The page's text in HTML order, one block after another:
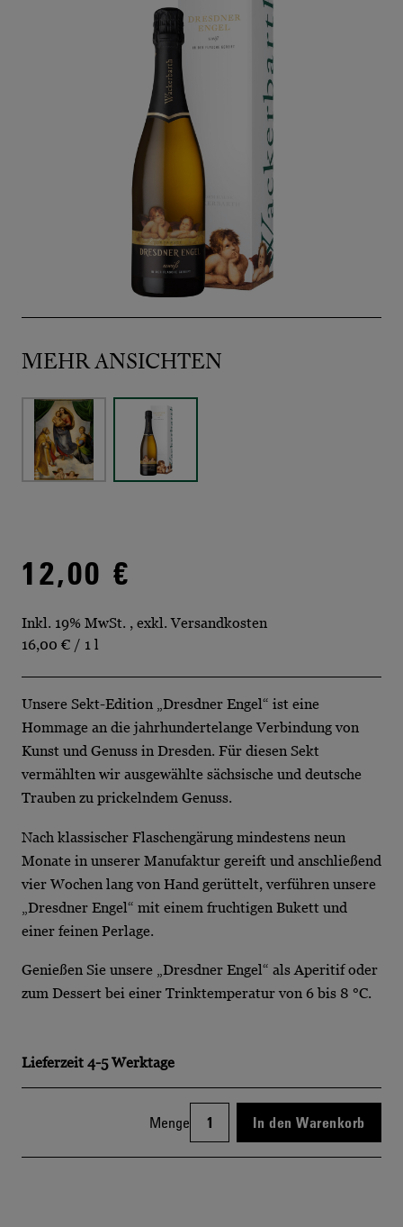
MEHR ANSICHTEN
12,00 €
Inkl. 19% MwSt. , exkl.Versandkosten
16,00 € / 1 l
Unsere Sekt-Edition „Dresdner Engel“ ist eine
Hommage an die jahrhundertelange Verbindung von
Kunst und Genuss in Dresden. Für diesen Sekt
vermählten wir ausgewählte sächsische und deutsche
Trauben zu prickelndem Genuss.
Nach klassischer Flaschengärung mindestens neun
Monate in unserer Manufaktur gereift und anschließend
vier Wochen lang von Hand gerüttelt, verführen unsere
„Dresdner Engel“ mit einem fruchtigen Bukett und
einer feinen Perlage.
Genießen Sie unsere „Dresdner Engel“ als Aperitif oder
zum Dessert bei einer Trinktemperatur von 6 bis 8 °C.
Lieferzeit 4-5 Werktage
Menge In den Warenkorb